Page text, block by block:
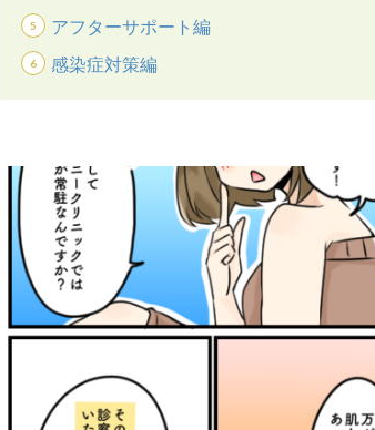
アフターサポート編
感染症対策編